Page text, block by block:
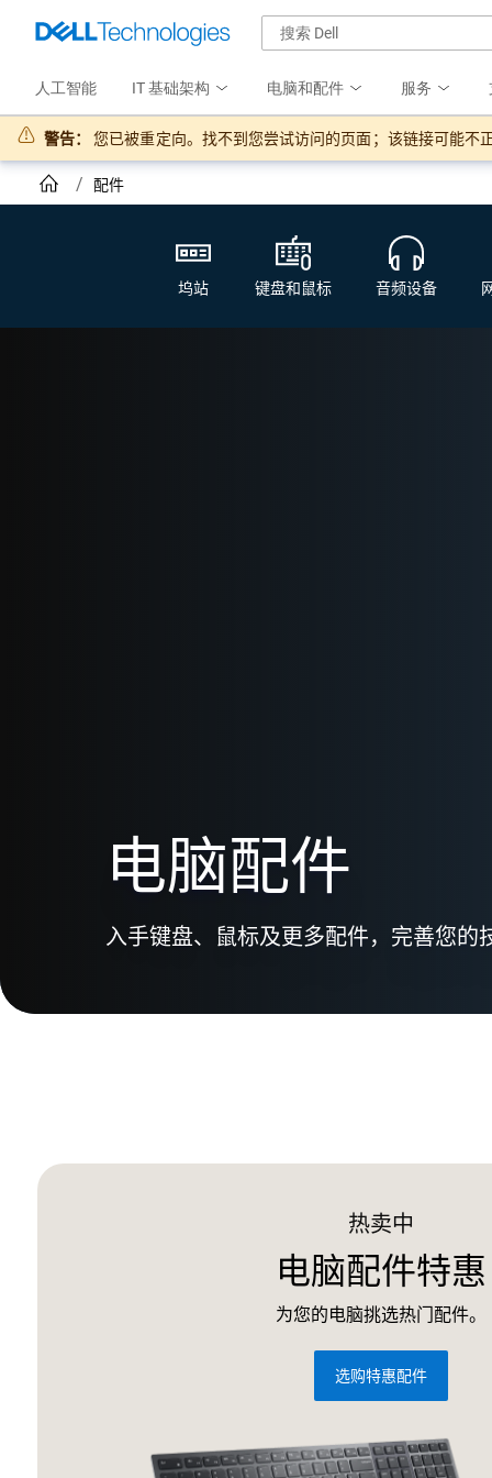
人工智能 IT 基础架构 电脑和配件 服务
警告： 您已被重定向。找不到您尝试访问的页面；该链接可能不
配件
坞站 键盘和鼠标 音频设备
电脑配件
入手键盘、鼠标及更多配件，完善您的
热卖中
电脑配件特惠
为您的电脑挑选热门配件。
选购特惠配件